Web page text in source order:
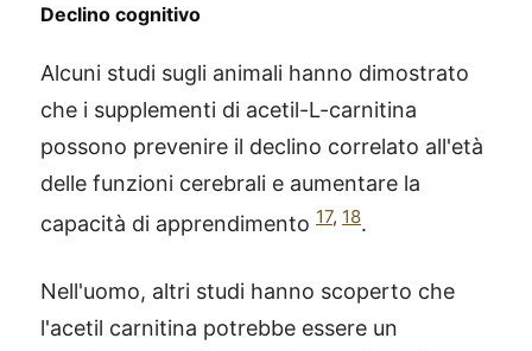
Declino cognitivo
Alcuni studi sugli animali hanno dimostrato
che i supplementi di acetil-L-carnitina
possono prevenire il declino correlato all'età
delle funzioni cerebrali e aumentare la
capacità di apprendimento 17, 18.
Nell'uomo, altri studi hanno scoperto che
l'acetil carnitina potrebbe essere un